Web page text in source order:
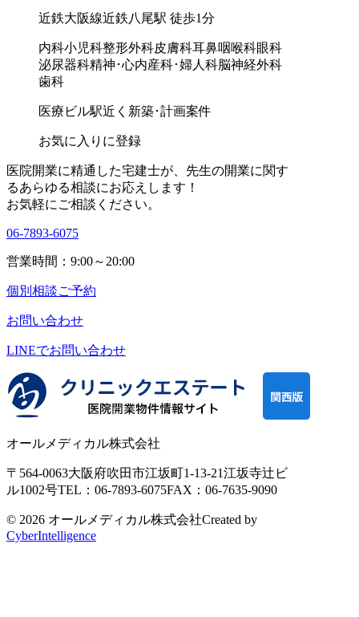
近鉄大阪線近鉄八尾駅 徒歩1分
内科小児科整形外科皮膚科耳鼻咽喉科眼科
泌尿器科精神･心内産科･婦人科脳神経外科
歯科
医療ビル駅近く 新築･計画案件
お気に入りに登録
医院開業に精通した宅建士が、 先生の開業に関す
るあらゆる相談にお応えします！
お気軽にご相談ください。
06-7893-6075
営業時間：9:00～20:00
個別相談ご予約
お問い合わせ
LINEでお問い合わせ
オールメディカル株式会社
〒564-0063大阪府吹田市江坂町1-13-21江坂寺辻ビ
ル1002号TEL：06-7893-6075FAX：06-7635-9090
© 2026 オールメディカル株式会社Created by
CyberIntelligence